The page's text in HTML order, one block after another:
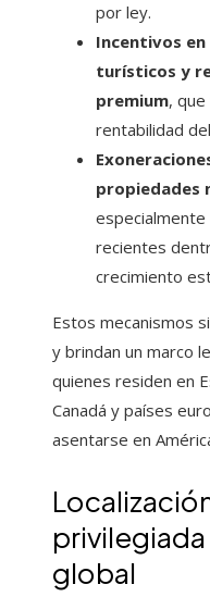
por ley.
Incentivos
turísticos y
premium,
rentabilidad
propiedades
recientes
crecimiento
Estos mecanismos
y brindan un marco
quienes residen en
Canadá y países
asentarse en
global